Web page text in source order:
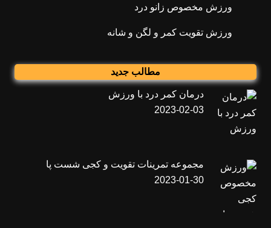
ورزش مخصوص زانو درد
ورزش تقویت کمر و لگن و شانه
مطالب جدید
درمان کمر درد با ورزش
2023-02-03
مجموعه تمرینات تقویت و کجی شست پا
2023-01-30